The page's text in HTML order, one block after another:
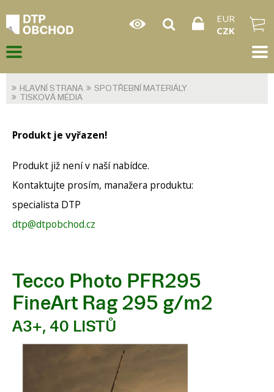
EUR
CZK
HLAVNÍ STRANA
SPOTŘEBNÍ MATERIÁLY
TISKOVÁ MÉDIA
Produkt je vyřazen!
Produkt již není v naší nabídce.
Kontaktujte prosím, manažera produktu:
specialista DTP
dtp@dtpobchod.cz
Tecco Photo PFR295
FineArt Rag 295 g/m2
A3+, 40 LISTŮ